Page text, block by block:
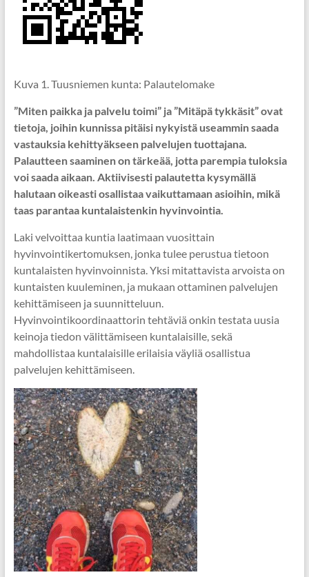
Kuva 1. Tuusniemen kunta: Palautelomake
”Miten paikka ja palvelu toimi” ja ”Mitäpä tykkäsit” ovat
tietoja, joihin kunnissa pitäisi nykyistä useammin saada
vastauksia kehittyäkseen palvelujen tuottajana.
Palautteen saaminen on tärkeää, jotta parempia tuloksia
voi saada aikaan. Aktiivisesti palautetta kysymällä
halutaan oikeasti osallistaa vaikuttamaan asioihin, mikä
taas parantaa kuntalaistenkin hyvinvointia.
Laki velvoittaa kuntia laatimaan vuosittain
hyvinvointikertomuksen, jonka tulee perustua tietoon
kuntalaisten hyvinvoinnista. Yksi mitattavista arvoista on
kuntaisten kuuleminen, ja mukaan ottaminen palvelujen
kehittämiseen ja suunnitteluun.
Hyvinvointikoordinaattorin tehtäviä onkin testata uusia
keinoja tiedon välittämiseen kuntalaisille, sekä
mahdollistaa kuntalaisille erilaisia väyliä osallistua
palvelujen kehittämiseen.